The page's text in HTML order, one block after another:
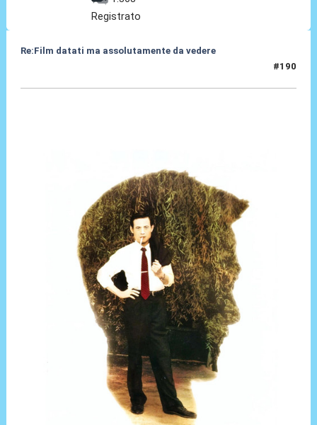
Registrato
Re:Film datati ma assolutamente da vedere
#190